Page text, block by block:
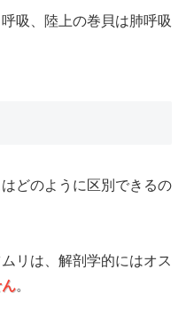
吸、陸上の巻貝は肺呼吸
どのように区別できるの
リは、解剖学的にはオス
。